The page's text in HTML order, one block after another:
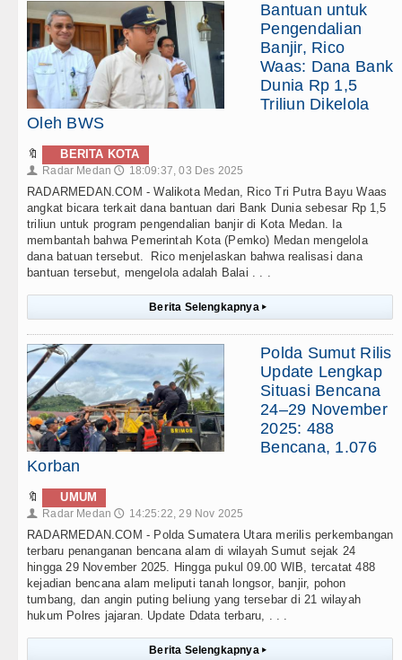
Bantuan untuk
Pengendalian
Banjir, Rico
Waas: Dana Bank
Dunia Rp 1,5
Triliun Dikelola
Oleh BWS
🔖 BERITA KOTA
👤 Radar Medan 🕔 18:09:37, 03 Des 2025
RADARMEDAN.COM - Walikota Medan, Rico Tri Putra Bayu Waas
angkat bicara terkait dana bantuan dari Bank Dunia sebesar Rp 1,5
triliun untuk program pengendalian banjir di Kota Medan. Ia
membantah bahwa Pemerintah Kota (Pemko) Medan mengelola
dana batuan tersebut. Rico menjelaskan bahwa realisasi dana
bantuan tersebut, mengelola adalah Balai . . .
Berita Selengkapnya ▸
Polda Sumut Rilis
Update Lengkap
Situasi Bencana
24–29 November
2025: 488
Bencana, 1.076
Korban
🔖 UMUM
👤 Radar Medan 🕔 14:25:22, 29 Nov 2025
RADARMEDAN.COM - Polda Sumatera Utara merilis perkembangan
terbaru penanganan bencana alam di wilayah Sumut sejak 24
hingga 29 November 2025. Hingga pukul 09.00 WIB, tercatat 488
kejadian bencana alam meliputi tanah longsor, banjir, pohon
tumbang, dan angin puting beliung yang tersebar di 21 wilayah
hukum Polres jajaran. Update Ddata terbaru, . . .
Berita Selengkapnya ▸